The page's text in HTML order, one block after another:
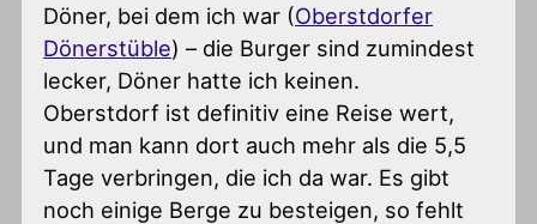
Döner, bei dem ich war (Oberstdorfer
Dönerstüble) – die Burger sind zumindest
lecker, Döner hatte ich keinen.
Oberstdorf ist definitiv eine Reise wert,
und man kann dort auch mehr als die 5,5
Tage verbringen, die ich da war. Es gibt
noch einige Berge zu besteigen, so fehlt